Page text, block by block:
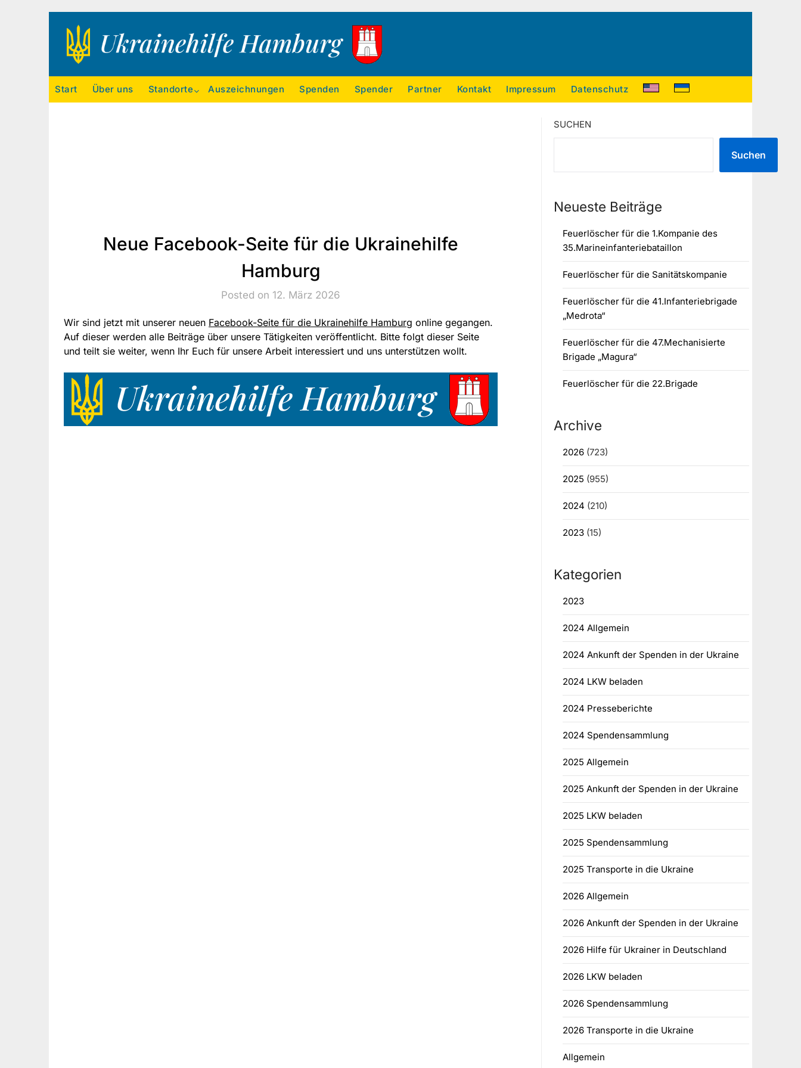
Ukrainehilfe Hamburg
Start Über uns Standorte Auszeichnungen Spenden Spender Partner Kontakt Impressum Datenschutz
Neue Facebook-Seite für die Ukrainehilfe
Hamburg
Posted on 12. März 2026
Wir sind jetzt mit unserer neuen Facebook-Seite für die Ukrainehilfe Hamburg online gegangen.
Auf dieser werden alle Beiträge über unsere Tätigkeiten veröffentlicht. Bitte folgt dieser Seite
und teilt sie weiter, wenn Ihr Euch für unsere Arbeit interessiert und uns unterstützen wollt.
SUCHEN
Suchen
Neueste Beiträge
Feuerlöscher für die 1.Kompanie des
35.Marineinfanteriebataillon
Feuerlöscher für die Sanitätskompanie
Feuerlöscher für die 41.Infanteriebrigade
„Medrota“
Feuerlöscher für die 47.Mechanisierte
Brigade „Magura“
Feuerlöscher für die 22.Brigade
Archive
2026(723)
2025 (955)
2024 (210)
2023(15)
Kategorien
2023
2024 Allgemein
2024 Ankunft der Spenden in der Ukraine
2024 LKW beladen
2024 Presseberichte
2024 Spendensammlung
2025 Allgemein
2025 Ankunft der Spenden in der Ukraine
2025 LKW beladen
2025 Spendensammlung
2025 Transporte in die Ukraine
2026 Allgemein
2026 Ankunft der Spenden in der Ukraine
2026 Hilfe für Ukrainer in Deutschland
2026 LKW beladen
2026 Spendensammlung
2026 Transporte in die Ukraine
Allgemein